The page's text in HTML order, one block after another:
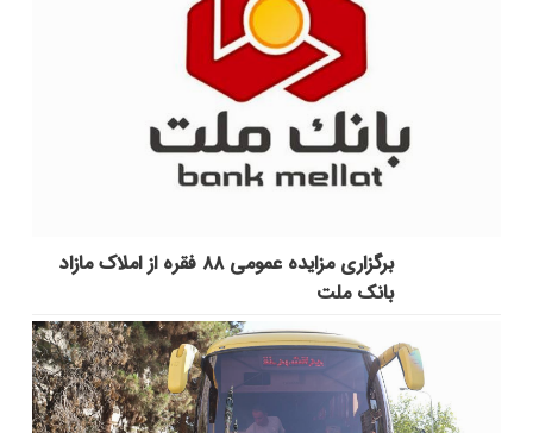
برگزاری مزایده عمومی ۸۸ فقره از املاک مازاد
بانک ملت